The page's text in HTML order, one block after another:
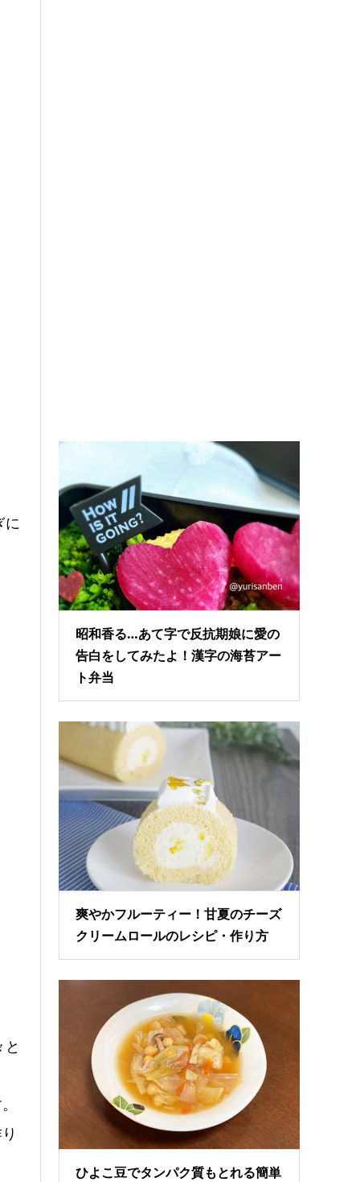
に
昭和香る…あて字で反抗期娘に愛の
告白をしてみたよ！漢字の海苔アー
ト弁当
爽やかフルーティー！甘夏のチーズ
クリームロールのレシピ・作り方
ひよこ豆でタンパク質もとれる簡単